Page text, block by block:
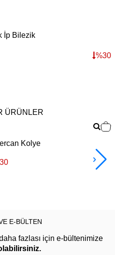
İp Bilezik
%30
ÜRÜNLER
Kolye
30
E-BÜLTEN
fazlası için e-bültenimize